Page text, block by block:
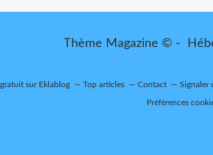
Thème Magazine © -
sur Eklablog Top articles Contact Signaler
Préférences